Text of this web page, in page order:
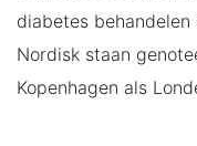
diabetes
Nordisk staan
Kopenhagen als